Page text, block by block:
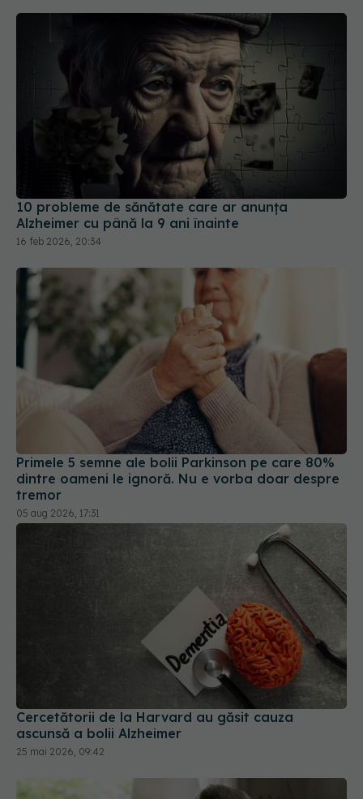
10 probleme de sănătate care ar anunța
Alzheimer cu până la 9 ani înainte
16 feb 2026, 20:34
Primele 5 semne ale bolii Parkinson pe care 80%
dintre oameni le ignoră. Nu e vorba doar despre
tremor
05 aug 2026, 17:31
Cercetătorii de la Harvard au găsit cauza
ascunsă a bolii Alzheimer
25 mai 2026, 09:42